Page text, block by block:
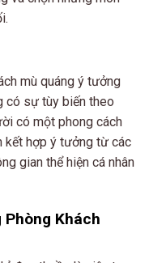
mù quáng ý tưởng
có sự tùy biến theo
có một phong cách
kết hợp ý tưởng từ các
gian thể hiện cá nhân
Khách